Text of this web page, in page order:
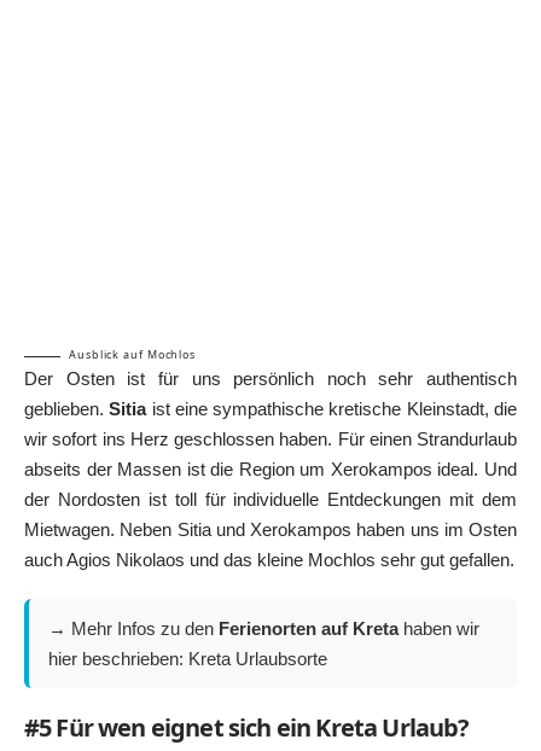
Ausblick auf Mochlos
Der Osten ist für uns persönlich noch sehr authentisch
geblieben.Sitiaist eine sympathische kretische Kleinstadt, die
wir sofort ins Herz geschlossen haben. Für einen Strandurlaub
abseits der Massen ist die Region um Xerokampos ideal. Und
der Nordosten ist toll für individuelle Entdeckungen mit dem
Mietwagen. Neben Sitia und Xerokampos haben uns im Osten
auch Agios Nikolaos und das kleine Mochlos sehr gut gefallen.
→ Mehr Infos zu den Ferienorten auf Kretahaben wir
hier beschrieben: Kreta Urlaubsorte
#5 Für wen eignet sich ein Kreta Urlaub?